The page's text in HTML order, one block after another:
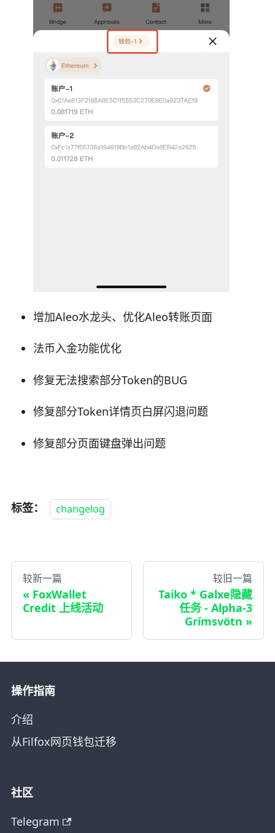
增加Aleo水龙头、优化Aleo转账页面
法币入金功能优化
修复无法搜索部分Token的BUG
修复部分Token详情页白屏闪退问题
修复部分页面键盘弹出问题
标签： changelog
较新一篇
FoxWallet
Credit 上线活动
较旧一篇
Taiko * Galxe隐藏
任务 - Alpha-3
Grímsvötn
操作指南
介绍
从Filfox网页钱包迁移
社区
Telegram